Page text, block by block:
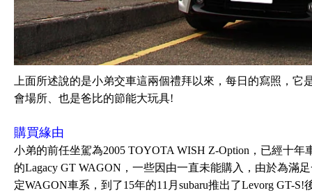
上面所述說的是小弟交車這兩個禮拜以來，每日的寫照，
會場所、也是爸比的節能大玩具!
購買緣由
小弟的前任坐駕為2005 TOYOTA WISH Z-Option，已經十年
的Lagacy GT WAGON，一些因由一直未能購入，由於為滿
定WAGON車系，到了15年的11月subaru推出了Levorg GT-